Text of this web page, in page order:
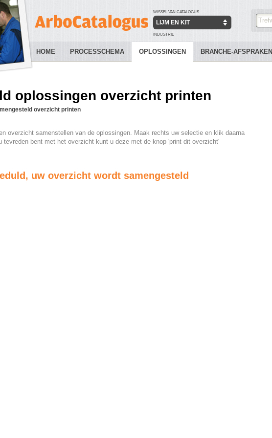
WISSEL VAN CATALOGUS
LIJM EN KIT
INDUSTRIE
HOME PROCESSCHEMA OPLOSSINGEN BRANCHE-AFSPRAKEN
oplossingen overzicht printen
overzicht printen
overzicht samenstellen van de oplossingen. Maak rechts uw selectie en klik daarna
tevreden bent met het overzicht kunt u deze met de knop 'print dit overzicht'
uw overzicht wordt samengesteld